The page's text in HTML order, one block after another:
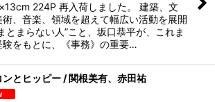
224P 再入荷しました。 建築、文
術、音楽、領域を超えて幅広い活動を展開
とまらない人”こと、坂口恭平が、これま
験をもとに、《事務》の重要…
ンとヒッピー / 関根美有、赤田祐